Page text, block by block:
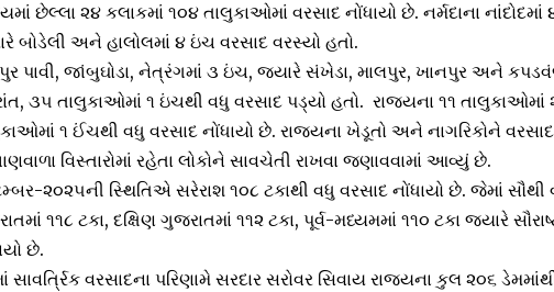
છેલ્લા ૨૪ કલાકમાં ૧૦૪ તાલુકાઓમાં વરસાદ નોંધાયો છે. નર્મદાના
બોડેલી અને હાલોલમાં ૪ ઇંચ વરસાદ વરસ્યો હતો.
પાવી, જાંબુઘોડા, નેત્રંગમાં ૩ ઇંચ, જ્યારે સંખેડા, માલપુર, ખાનપુર અને
૩૫ તાલુકાઓમાં ૧ ઇંચથી વધુ વરસાદ પડ્યો હતો. રાજ્યના ૧૧
૧ ઈંચથી વધુ વરસાદ નોંધાયો છે. રાજ્યના ખેડૂતો અને નાગરિકોને
વિસ્તારોમાં રહેતા લોકોને સાવચેતી રાખવા જણાવવામાં આવ્યું છે.
૨૦૨૫ની સ્થિતિએ સરેરાશ ૧૦૮ ટકાથી વધુ વરસાદ નોંધાયો છે. જેમાં
૧૧૮ ટકા, દક્ષિણ ગુજરાતમાં ૧૧૨ ટકા, પૂર્વ-મધ્યમમાં ૧૧૦ ટકા જ્યારે
છે.
સાવર્ત્રિક વરસાદના પરિણામે સરદાર સરોવર સિવાય રાજ્યના કુલ ૨૦૬